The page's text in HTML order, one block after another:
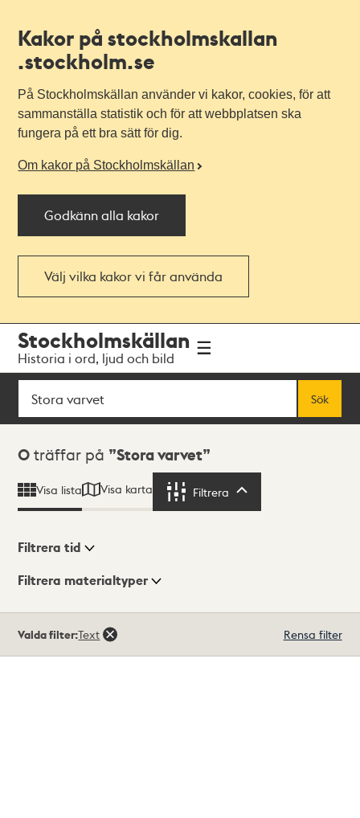
Kakor på stockholmskallan
.stockholm.se
På Stockholmskällan använder vi kakor, cookies, för att
sammanställa statistik och för att webbplatsen ska
fungera på ett bra sätt för dig.
Om kakor på Stockholmskällan
Godkänn alla kakor
Välj vilka kakor vi får använda
navigationen
huvudinnehållet
Stockholmskällan
Historia i ord, ljud och bild
Sök
Sök
Sökresultat
0 träffar på Stora varvet
Visa lista Visa karta Filtrera
Visningsläge
Filtrera tid
Filtrera materialtyper
träffar
Valda filter:Text Rensa filter